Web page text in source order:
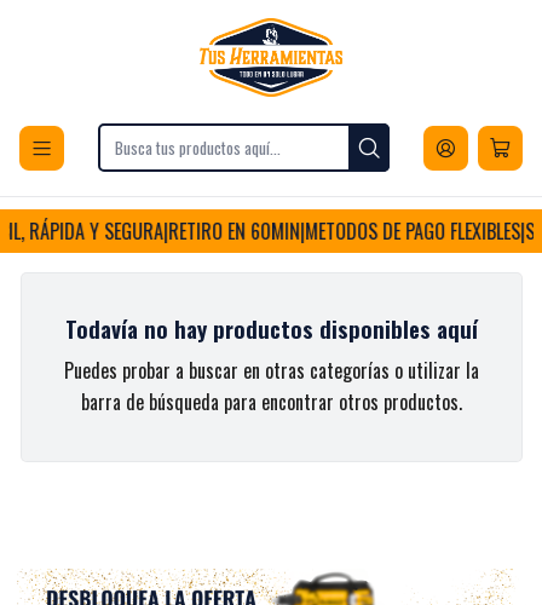
Envios a todo Chile
Cocina y Menaje Utensilios y Preparación
Utensilios y Preparación
RÁPIDA Y SEGURA|RETIRO EN 60MIN|METODOS DE PAGO FLEXIBLES|
Todavía no hay productos disponibles aquí
Puedes probar a buscar en otras categorías o utilizar la
barra de búsqueda para encontrar otros productos.